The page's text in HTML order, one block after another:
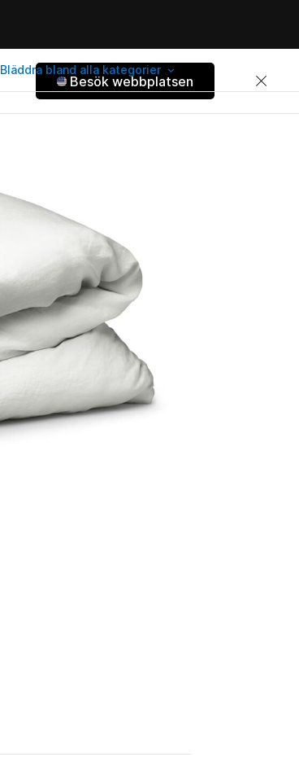
Bläddra bland alla kategorier
Besök webbplatsen